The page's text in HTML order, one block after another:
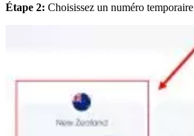
Étape 2: Choisissez un numéro temporaire